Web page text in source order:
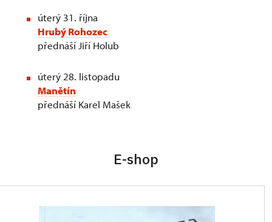
úterý 31. října
Hrubý Rohozec
přednáší Jiří Holub
úterý 28. listopadu
Manětín
přednáší Karel Mašek
E-shop